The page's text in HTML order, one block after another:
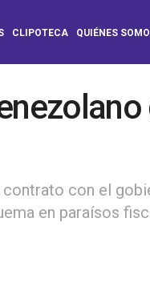
CLIPOTECA QUIÉNES
con el
en paraísos